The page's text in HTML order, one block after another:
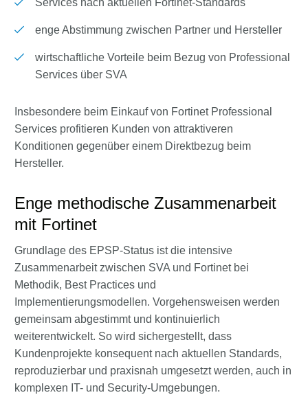
Services nach aktuellen Fortinet-Standards
enge Abstimmung zwischen Partner und Hersteller
wirtschaftliche Vorteile beim Bezug von Professional
Services über SVA
Insbesondere beim Einkauf von Fortinet Professional
Services profitieren Kunden von attraktiveren
Konditionen gegenüber einem Direktbezug beim
Hersteller.
Enge methodische Zusammenarbeit
mit Fortinet
Grundlage des EPSP-Status ist die intensive
Zusammenarbeit zwischen SVA und Fortinet bei
Methodik, Best Practices und
Implementierungsmodellen. Vorgehensweisen werden
gemeinsam abgestimmt und kontinuierlich
weiterentwickelt. So wird sichergestellt, dass
Kundenprojekte konsequent nach aktuellen Standards,
reproduzierbar und praxisnah umgesetzt werden, auch in
komplexen IT- und Security-Umgebungen.